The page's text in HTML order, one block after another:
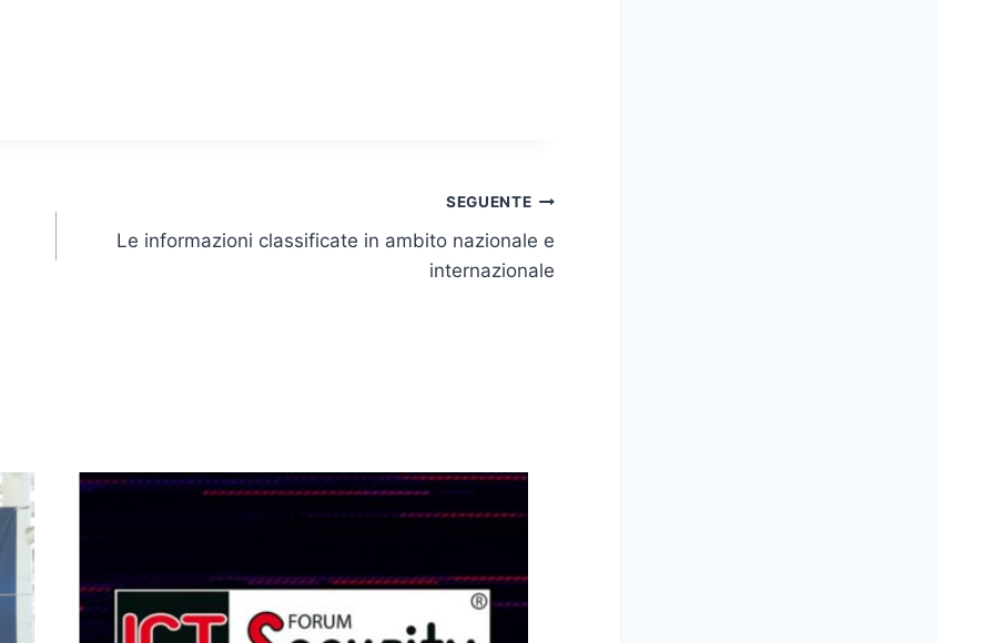
SEGUENTE
Le informazioni classificate in ambito nazionale e
internazionale